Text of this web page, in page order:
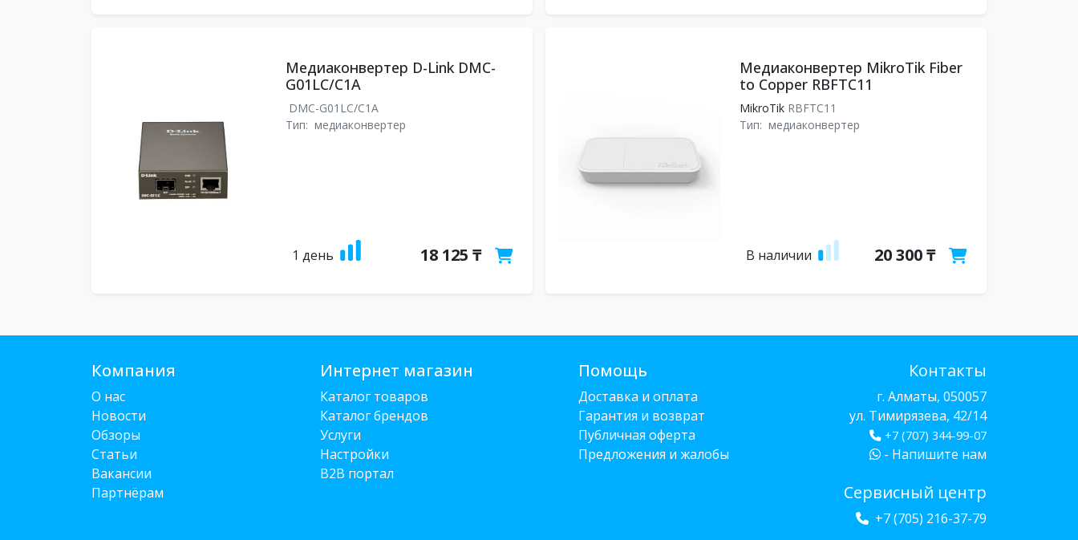
Медиаконвертер D-Link DMC-
G01LC/C1A
DMC-G01LC/C1A
Тип: медиаконвертер
1 день 18 125 ₸
Медиаконвертер MikroTik Fiber
to Copper RBFTC11
MikroTikRBFTC11
Тип: медиаконвертер
В наличии 20 300 ₸
Компания
О нас
Новости
Обзоры
Статьи
Вакансии
Партнёрам
Интернет магазин
Каталог товаров
Каталог брендов
Услуги
Настройки
B2B портал
Помощь
Доставка и оплата
Гарантия и возврат
Публичная оферта
Предложения и жалобы
Контакты
г. Алматы, 050057
ул. Тимирязева, 42/14
+7 (707) 344-99-07
- Напишите нам
Сервисный центр
+7 (705) 216-37-79